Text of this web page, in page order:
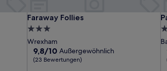
Faraway Follies
Faraway Follies
3.0-
Sterne-
Unterkunft
Wrexham
9.8
von
9,8/10 Außergewöhnlich
(23 Bewertungen)